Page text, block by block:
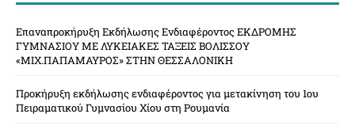
Επαναπροκήρυξη Εκδήλωσης Ενδιαφέροντος ΕΚΔΡΟΜΗΣ
ΓΥΜΝΑΣΙΟΥ ΜΕ ΛΥΚΕΙΑΚΕΣ ΤΑΞΕΙΣ ΒΟΛΙΣΣΟΥ
«ΜΙΧ.ΠΑΠΑΜΑΥΡΟΣ» ΣΤΗΝ ΘΕΣΣΑΛΟΝΙΚΗ
Προκήρυξη εκδήλωσης ενδιαφέροντος για μετακίνηση του 1ου
Πειραματικού Γυμνασίου Χίου στη Ρουμανία